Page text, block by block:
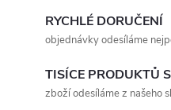
RYCHLÉ DORUČENÍ
objednávky odesíláme
TISÍCE PRODUKTŮ
zboží odesíláme z našeho